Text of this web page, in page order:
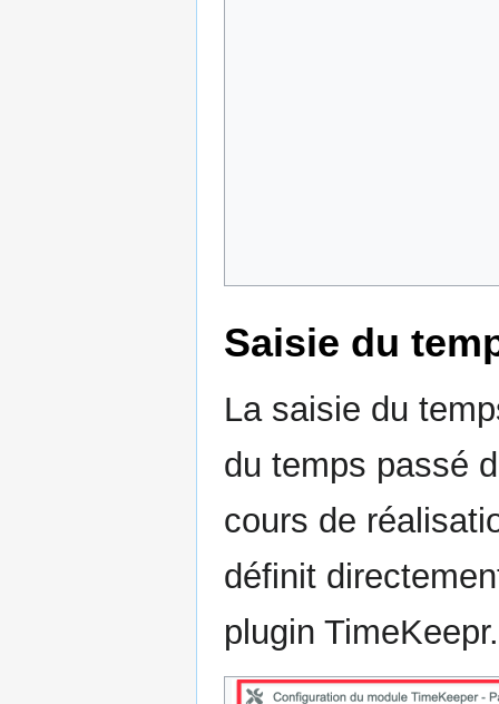
Saisie du
La saisie du
du temps passé
cours de
définit
plugin TimeKeepr.